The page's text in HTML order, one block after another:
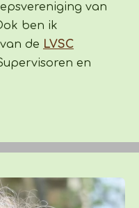
van
ben ik
de LVSC
en